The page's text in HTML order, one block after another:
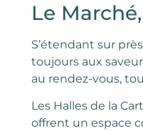
Le
S’étendant sur
toujours aux
au rendez-vous,
Les Halles de la
offrent un espace